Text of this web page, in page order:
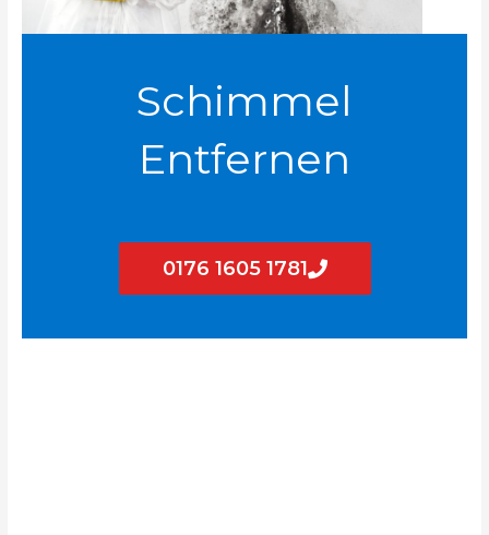
Schimmel
Entfernen
0176 1605 1781